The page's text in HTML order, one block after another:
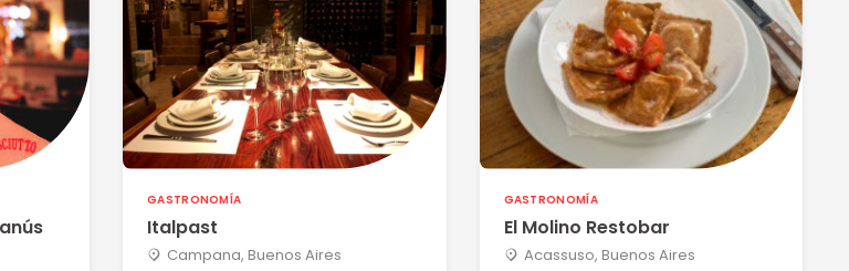
GASTRONOMÍA
Italpast
Campana, Buenos Aires
GASTRONOMÍA
El Molino Restobar
Acassuso, Buenos Aires